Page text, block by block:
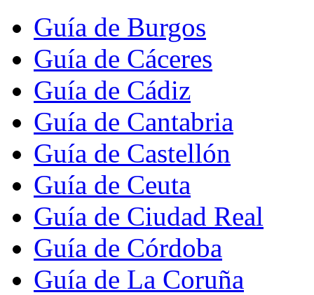
Guía de Burgos
Guía de Cáceres
Guía de Cádiz
Guía de Cantabria
Guía de Castellón
Guía de Ceuta
Guía de Ciudad Real
Guía de Córdoba
Guía de La Coruña